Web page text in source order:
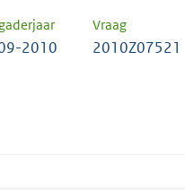
Vraag
2010 2010Z07521